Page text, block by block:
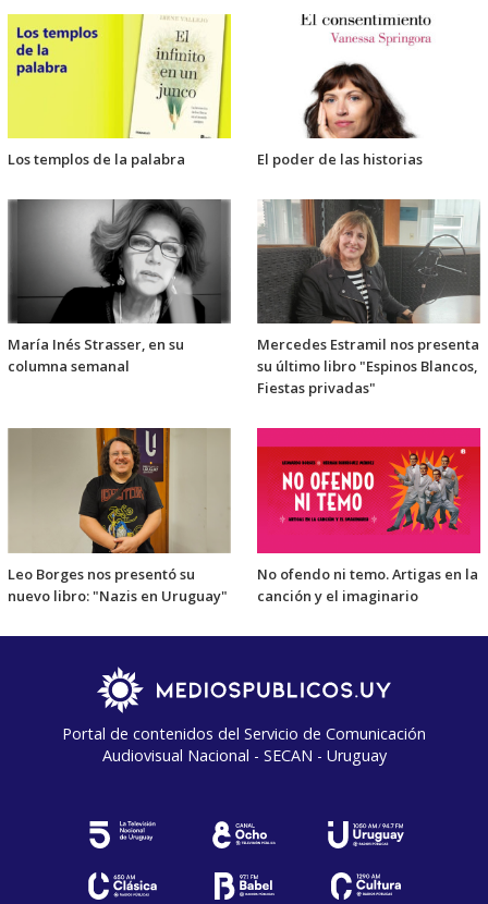
Los templos de la palabra El poder de las historias
María Inés Strasser, en su
columna semanal
Mercedes Estramil nos presenta
su último libro "Espinos Blancos,
Fiestas privadas"
Leo Borges nos presentó su
nuevo libro: "Nazis en Uruguay"
No ofendo ni temo. Artigas en la
canción y el imaginario
Portal de contenidos del Servicio de Comunicación
Audiovisual Nacional - SECAN - Uruguay